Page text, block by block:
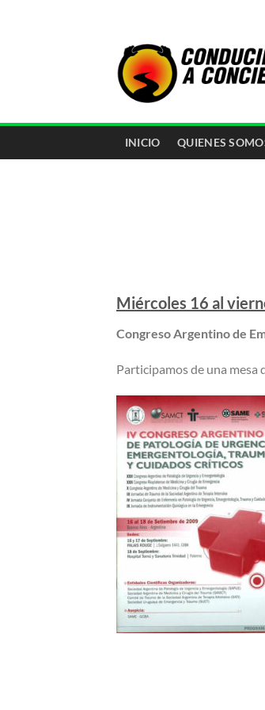
INICIO QUIENES
Miércoles 16 al
Congreso Argentino de
Participamos de una mesa